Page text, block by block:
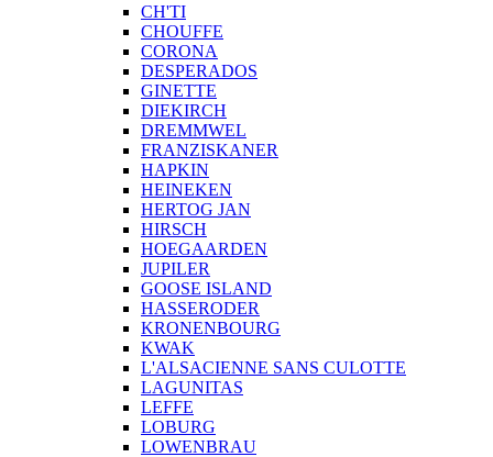
CH'TI
CHOUFFE
CORONA
DESPERADOS
GINETTE
DIEKIRCH
DREMMWEL
FRANZISKANER
HAPKIN
HEINEKEN
HERTOG JAN
HIRSCH
HOEGAARDEN
JUPILER
GOOSE ISLAND
HASSERODER
KRONENBOURG
KWAK
L'ALSACIENNE SANS CULOTTE
LAGUNITAS
LEFFE
LOBURG
LOWENBRAU